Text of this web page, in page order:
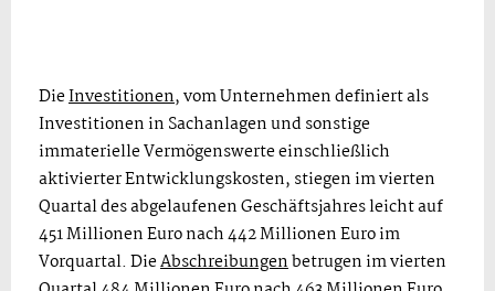
DieInvestitionen, vom Unternehmen definiert als
Investitionen in Sachanlagen und sonstige
immaterielle Vermögenswerte einschließlich
aktivierter Entwicklungskosten, stiegen im vierten
Quartal des abgelaufenen Geschäftsjahres leicht auf
451 Millionen Euro nach 442 Millionen Euro im
Vorquartal. DieAbschreibungenbetrugen im vierten